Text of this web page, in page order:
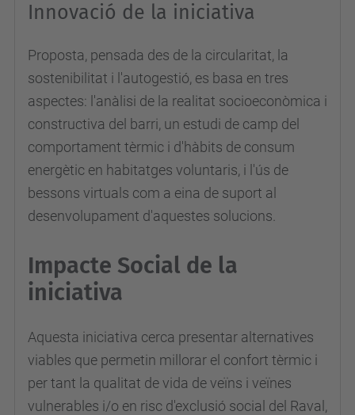
Innovació de la iniciativa
Proposta, pensada des de la circularitat, la
sostenibilitat i l'autogestió, es basa en tres
aspectes: l'anàlisi de la realitat socioeconòmica i
constructiva del barri, un estudi de camp del
comportament tèrmic i d'hàbits de consum
energètic en habitatges voluntaris, i l'ús de
bessons virtuals com a eina de suport al
desenvolupament d'aquestes solucions.
Impacte Social de la
iniciativa
Aquesta iniciativa cerca presentar alternatives
viables que permetin millorar el confort tèrmic i
per tant la qualitat de vida de veïns i veïnes
vulnerables i/o en risc d'exclusió social del Raval,